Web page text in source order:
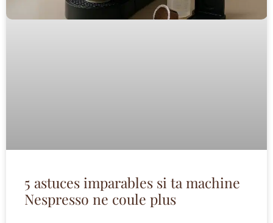
5 astuces imparables si ta machine
Nespresso ne coule plus